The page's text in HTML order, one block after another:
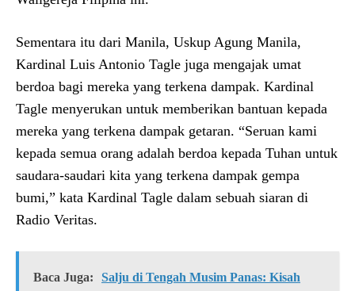
Sementara itu dari Manila, Uskup Agung Manila,
Kardinal Luis Antonio Tagle juga mengajak umat
berdoa bagi mereka yang terkena dampak. Kardinal
Tagle menyerukan untuk memberikan bantuan kepada
mereka yang terkena dampak getaran. “Seruan kami
kepada semua orang adalah berdoa kepada Tuhan untuk
saudara-saudari kita yang terkena dampak gempa
bumi,” kata Kardinal Tagle dalam sebuah siaran di
Radio Veritas.
Baca Juga:
Salju di Tengah Musim Panas: Kisah